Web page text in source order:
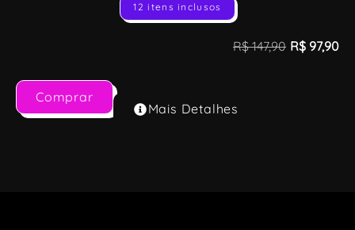
12 itens inclusos
R$147,90 R$ 97,90
Comprar
Mais Detalhes